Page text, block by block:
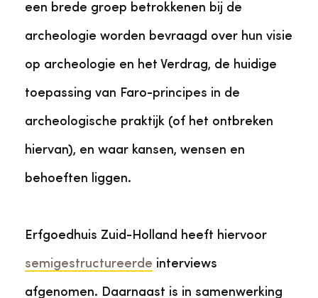
een brede groep betrokkenen bij de
archeologie worden bevraagd over hun visie
op archeologie en het Verdrag, de huidige
toepassing van Faro-principes in de
archeologische praktijk (of het ontbreken
hiervan), en waar kansen, wensen en
behoeften liggen.
Erfgoedhuis Zuid-Holland heeft hiervoor
semigestructureerde interviews
afgenomen. Daarnaast is in samenwerking